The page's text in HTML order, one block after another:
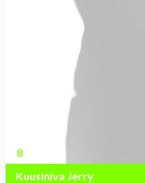
8
Kuusiniva Jerry